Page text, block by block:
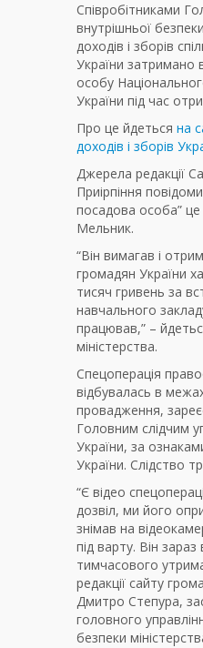
Cпівробітниками
внутрішньої
доходів і зборів
України затримано
особу
України під час
Про це йдеться на
доходів і зборів
Джерела редакції
Приірпіння
посадова особа” це
Мельник.
“Він вимагав і
громадян України
тисяч гривень за
навчального
працював,” –
міністерства.
Спецоперація
відбувалась в
провадження,
Головним слідчим
України, за
України. Слідство
“Є відео
дозвіл, ми його
знімав на
під варту. Він зараз
тимчасового
редакції сайту
Дмитро Степура,
головного
безпеки